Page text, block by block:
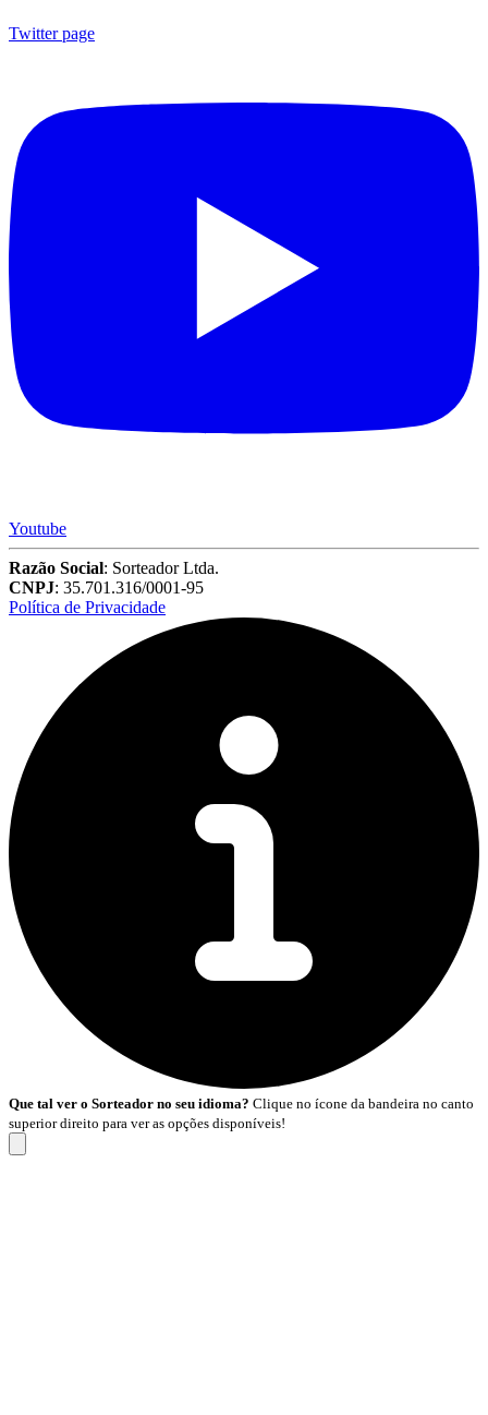
Twitter page
Youtube
Razão Social: Sorteador Ltda.
CNPJ: 35.701.316/0001-95
Política de Privacidade
Que tal ver o Sorteador no seu idioma? Clique no ícone da bandeira no canto
superior direito para ver as opções disponíveis!